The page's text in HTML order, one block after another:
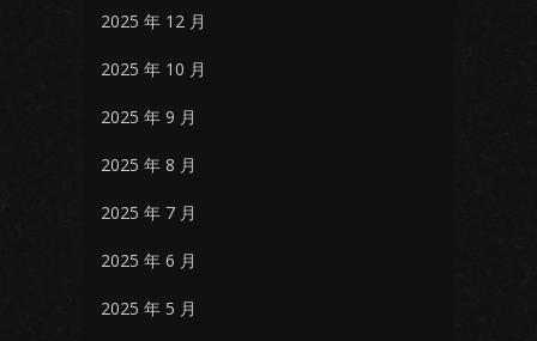
2025 年 12 月
2025 年 10 月
2025 年 9 月
2025 年 8 月
2025 年 7 月
2025 年 6 月
2025 年 5 月